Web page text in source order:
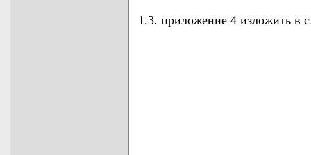
1.3. приложение 4 изложить в